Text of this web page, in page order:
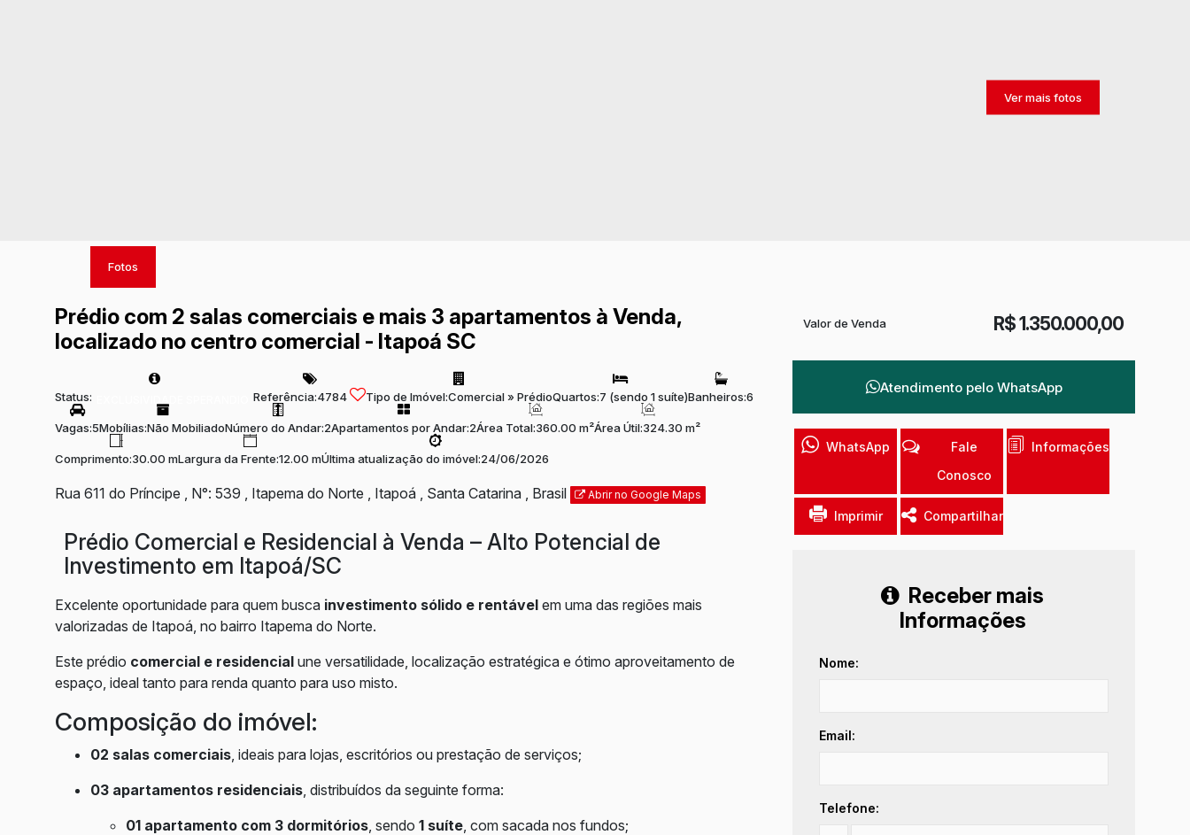
Fotos
Prédio com 2 salas comerciais e mais 3 apartamentos à Venda,
localizado no centro comercial - Itapoá SC
Status: Referência:4784 Tipo de Imóvel:Comercial» PrédioQuartos:7 (sendo 1 suíte)Banheiros:6
Vagas:5Mobílias:Não MobiliadoNúmero do Andar:2Apartamentos por Andar:2Área Total:360.00 m²Área Útil:324.30 m²
Comprimento:30.00 mLargura da Frente:12.00 mÚltima atualização do imóvel:24/06/2026
Rua 611 do Príncipe , N°: 539 , Itapema do Norte , Itapoá , Santa Catarina , Brasil Abrir no Google Maps
Prédio Comercial e Residencial à Venda – Alto Potencial de
Investimento em Itapoá/SC
Excelente oportunidade para quem busca investimento sólido e rentável em uma das regiões mais
valorizadas de Itapoá, no bairro Itapema do Norte.
Este prédio comercial e residencial une versatilidade, localização estratégica e ótimo aproveitamento de
espaço, ideal tanto para renda quanto para uso misto.
Composição do imóvel:
02 salas comerciais, ideais para lojas, escritórios ou prestação de serviços;
03 apartamentos residenciais, distribuídos da seguinte forma:
01 apartamento com 3 dormitórios, sendo 1 suíte, com sacada nos fundos;
R$1.350.000,00
Valor de Venda
Atendimento pelo WhatsApp
WhatsApp
Fale
Conosco
Informações
Imprimir Compartilhar
Receber mais
Informações
Nome:
Email:
Telefone: